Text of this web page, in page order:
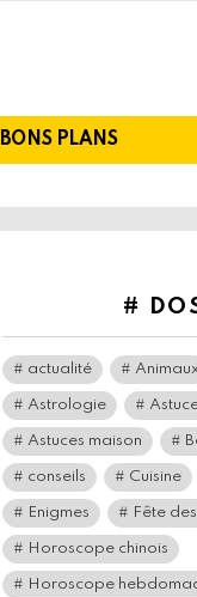
BONS PLANS
#
actualité
Astrologie
Astuces maison
conseils Cuisine
Enigmes Fête
Horoscope chinois
Horoscope